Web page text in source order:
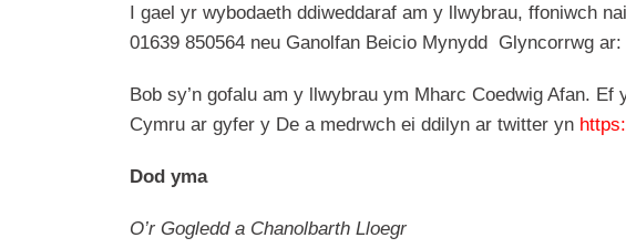
I gael yr wybodaeth ddiweddaraf am y llwybrau, ffoniwch
01639 850564 neu Ganolfan Beicio Mynydd Glyncorrwg ar:
Bob sy’n gofalu am y llwybrau ym Mharc Coedwig Afan.
Cymru ar gyfer y De a medrwch ei ddilyn ar twitter yn
Dod yma
O’r Gogledd a Chanolbarth Lloegr